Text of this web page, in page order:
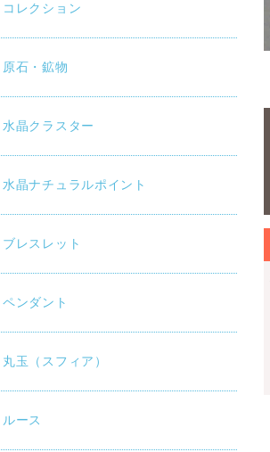
コレクション
原石・鉱物
水晶クラスター
水晶ナチュラルポイント
ブレスレット
ペンダント
丸玉（スフィア）
ルース